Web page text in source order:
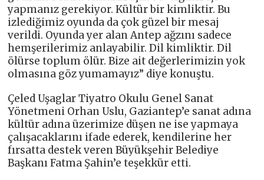
yapmanız gerekiyor. Kültür bir kimliktir. Bu
izlediğimiz oyunda da çok güzel bir mesaj
verildi. Oyunda yer alan Antep ağzını sadece
hemşerilerimiz anlayabilir. Dil kimliktir. Dil
ölürse toplum ölür. Bize ait değerlerimizin yok
olmasına göz yumamayız” diye konuştu.
Çeled Uşaglar Tiyatro Okulu Genel Sanat
Yönetmeni Orhan Uslu, Gaziantep’e sanat adına
kültür adına üzerimize düşen ne ise yapmaya
çalışacaklarını ifade ederek, kendilerine her
fırsatta destek veren Büyükşehir Belediye
Başkanı Fatma Şahin’e teşekkür etti.